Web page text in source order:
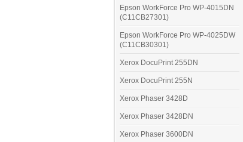
Epson WorkForce Pro WP-4015DN
(C11CB27301)
Epson WorkForce Pro WP-4025DW
(C11CB30301)
Xerox DocuPrint 255DN
Xerox DocuPrint 255N
Xerox Phaser 3428D
Xerox Phaser 3428DN
Xerox Phaser 3600DN